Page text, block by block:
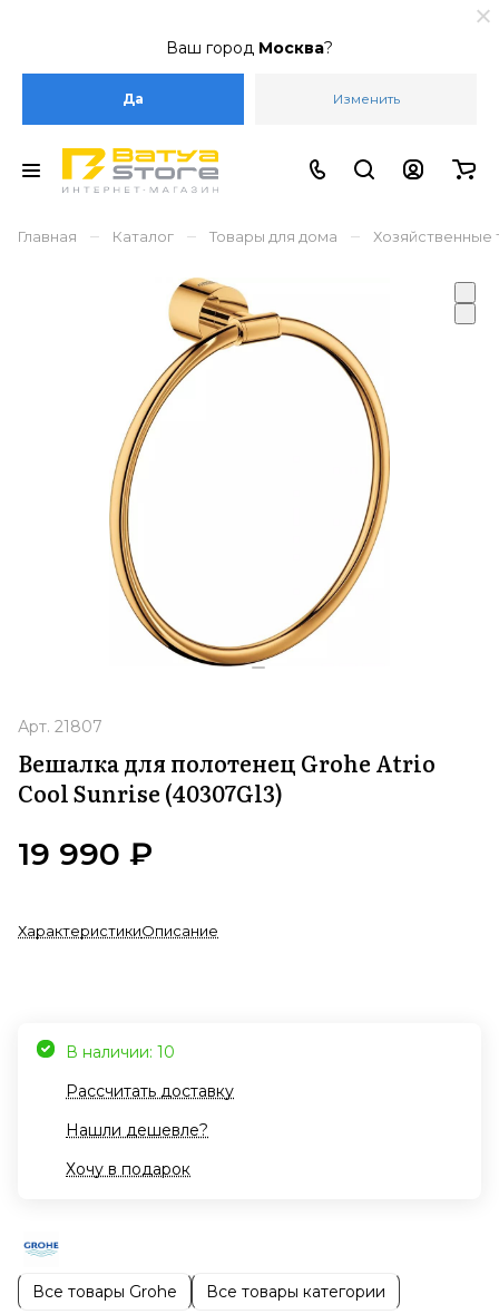
Ваш город Москва?
Да Изменить
Главная – Каталог – Товары для дома – Хозяйственные
Арт. 21807
Вешалка для полотенец Grohe Atrio
Cool Sunrise (40307Gl3)
19 990 ₽
ХарактеристикиОписание
В наличии: 10
Рассчитать доставку
Нашли дешевле?
Хочу в подарок
Все товары Grohe Все товары категории